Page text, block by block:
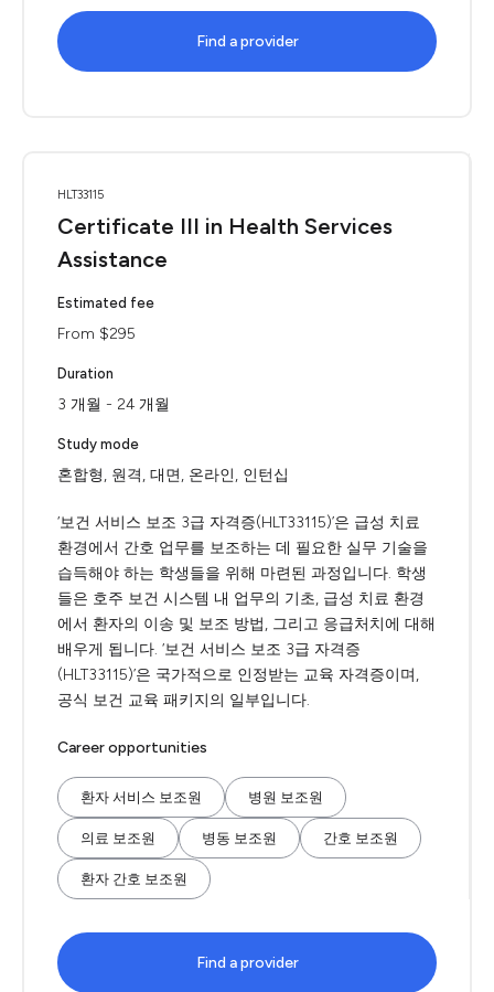
Find a provider
HLT33115
Certificate III in Health Services
Assistance
Estimated fee
From $295
Duration
3 개월 - 24 개월
Study mode
혼합형, 원격, 대면, 온라인, 인턴십
‘보건 서비스 보조 3급 자격증(HLT33115)’은 급성 치료
환경에서 간호 업무를 보조하는 데 필요한 실무 기술을
습득해야 하는 학생들을 위해 마련된 과정입니다. 학생
들은 호주 보건 시스템 내 업무의 기초, 급성 치료 환경
에서 환자의 이송 및 보조 방법, 그리고 응급처치에 대해
배우게 됩니다. ‘보건 서비스 보조 3급 자격증
(HLT33115)’은 국가적으로 인정받는 교육 자격증이며,
공식 보건 교육 패키지의 일부입니다.
Career opportunities
환자 서비스 보조원 병원 보조원
의료 보조원 병동 보조원 간호 보조원
환자 간호 보조원
Find a provider